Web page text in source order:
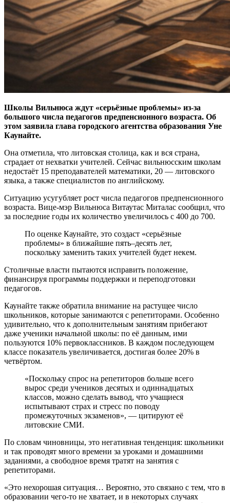
Школы Вильнюса ждут «серьёзные проблемы» из-за
большого числа педагогов предпенсионного возраста. Об
этом заявила глава городского агентства образования Уне
Каунайте.
Она отметила, что литовская столица, как и вся страна,
страдает от нехватки учителей. Сейчас вильнюсским школам
недостаёт 15 преподавателей математики, 20 — литовского
языка, а также специалистов по английскому.
Ситуацию усугубляет рост числа педагогов предпенсионного
возраста. Вице-мэр Вильнюса Витаутас Миталас сообщил, что
за последние годы их количество увеличилось с 400 до 700.
По оценке Каунайте, это создаст «серьёзные
проблемы» в ближайшие пять–десять лет,
поскольку заменить таких учителей будет некем.
Столичные власти пытаются исправить положение,
финансируя программы поддержки и переподготовки
педагогов.
Каунайте также обратила внимание на растущее число
школьников, которые занимаются с репетиторами. Особенно
удивительно, что к дополнительным занятиям прибегают
даже ученики начальной школы: по её данным, ими
пользуются 10% первоклассников. В каждом последующем
классе показатель увеличивается, достигая более 20% в
четвёртом.
«Поскольку спрос на репетиторов больше всего
вырос среди учеников десятых и одиннадцатых
классов, можно сделать вывод, что учащиеся
испытывают страх и стресс по поводу
промежуточных экзаменов», — цитируют её
литовские СМИ.
По словам чиновницы, это негативная тенденция: школьники
и так проводят много времени за уроками и домашними
заданиями, а свободное время тратят на занятия с
репетиторами.
«Это нехорошая ситуация… Вероятно, это связано с тем, что в
образовании чего-то не хватает, и в некоторых случаях